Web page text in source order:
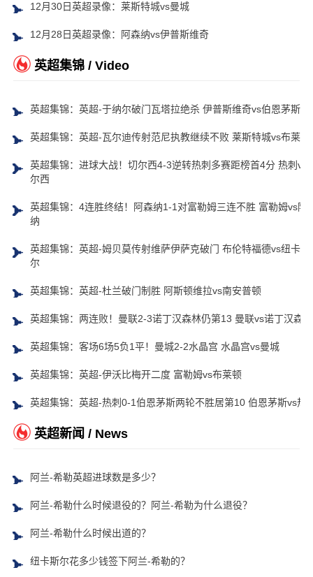
12月30日英超录像：莱斯特城vs曼城
12月28日英超录像：阿森纳vs伊普斯维奇
英超集锦 / Video
英超集锦：英超-于纳尔破门瓦塔拉绝杀 伊普斯维奇vs伯恩茅斯
英超集锦：英超-瓦尔迪传射范尼执教继续不败 莱斯特城vs布莱顿
英超集锦：进球大战！切尔西4-3逆转热刺多赛距榜首4分 热刺vs
尔西
英超集锦：4连胜终结！阿森纳1-1对富勒姆三连不胜 富勒姆vs阿
纳
英超集锦：英超-姆贝莫传射维萨伊萨克破门 布伦特福德vs纽卡斯
尔
英超集锦：英超-杜兰破门制胜 阿斯顿维拉vs南安普顿
英超集锦：两连败！曼联2-3诺丁汉森林仍第13 曼联vs诺丁汉森林
英超集锦：客场6场5负1平！曼城2-2水晶宫 水晶宫vs曼城
英超集锦：英超-伊沃比梅开二度 富勒姆vs布莱顿
英超集锦：英超-热刺0-1伯恩茅斯两轮不胜居第10 伯恩茅斯vs热
英超新闻 / News
阿兰-希勒英超进球数是多少？
阿兰-希勒什么时候退役的？阿兰-希勒为什么退役？
阿兰-希勒什么时候出道的？
纽卡斯尔花多少钱签下阿兰-希勒的？